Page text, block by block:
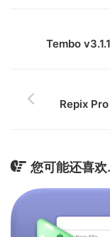
Tembo
Repix
您可能还喜欢